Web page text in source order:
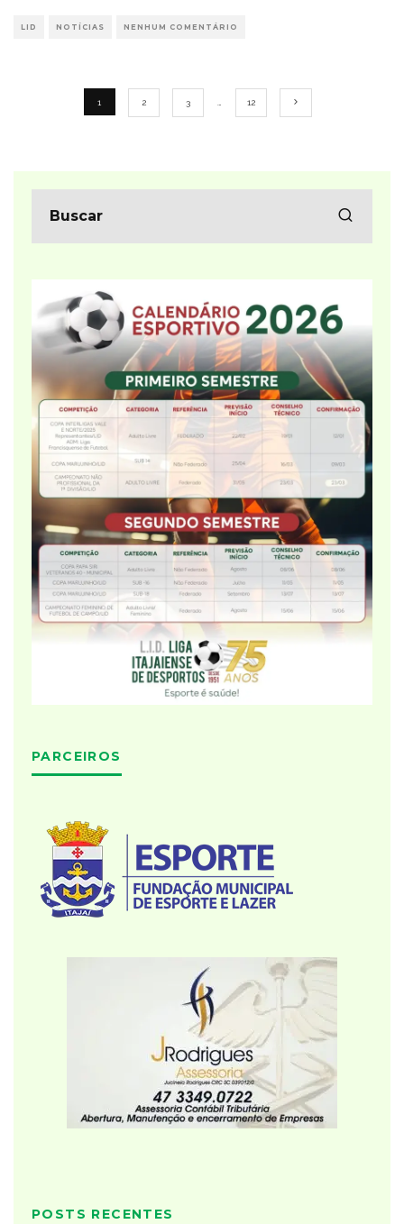
LID NOTÍCIAS NENHUM COMENTÁRIO
1 2 3 12
PARCEIROS
POSTS RECENTES